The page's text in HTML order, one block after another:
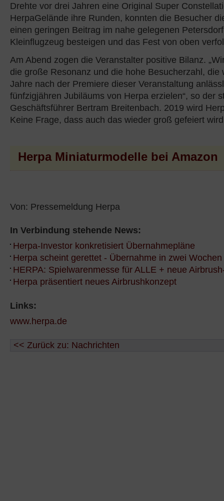
Drehte vor drei Jahren eine Original Super
HerpaGelände ihre Runden, konnten die Besucher
einen geringen Beitrag im nahe gelegenen
Kleinflugzeug besteigen und das Fest von oben
Am Abend zogen die Veranstalter positive Bilanz.
die große Resonanz und die hohe Besucherzahl, die
Jahre nach der Premiere dieser Veranstaltung
fünfzigjähren Jubiläums von Herpa erzielen“, so der
Geschäftsführer Bertram Breitenbach. 2019 wird
Keine Frage, dass auch das wieder groß gefeiert
Herpa Miniaturmodelle bei Amazon
Von: Pressemeldung Herpa
In Verbindung stehende News:
Herpa-Investor konkretisiert Übernahmepläne
Herpa scheint gerettet - Übernahme in zwei Wochen
HERPA: Spielwarenmesse für ALLE + neue
Herpa präsentiert neues Airbrushkonzept
Links:
www.herpa.de
<< Zurück zu: Nachrichten